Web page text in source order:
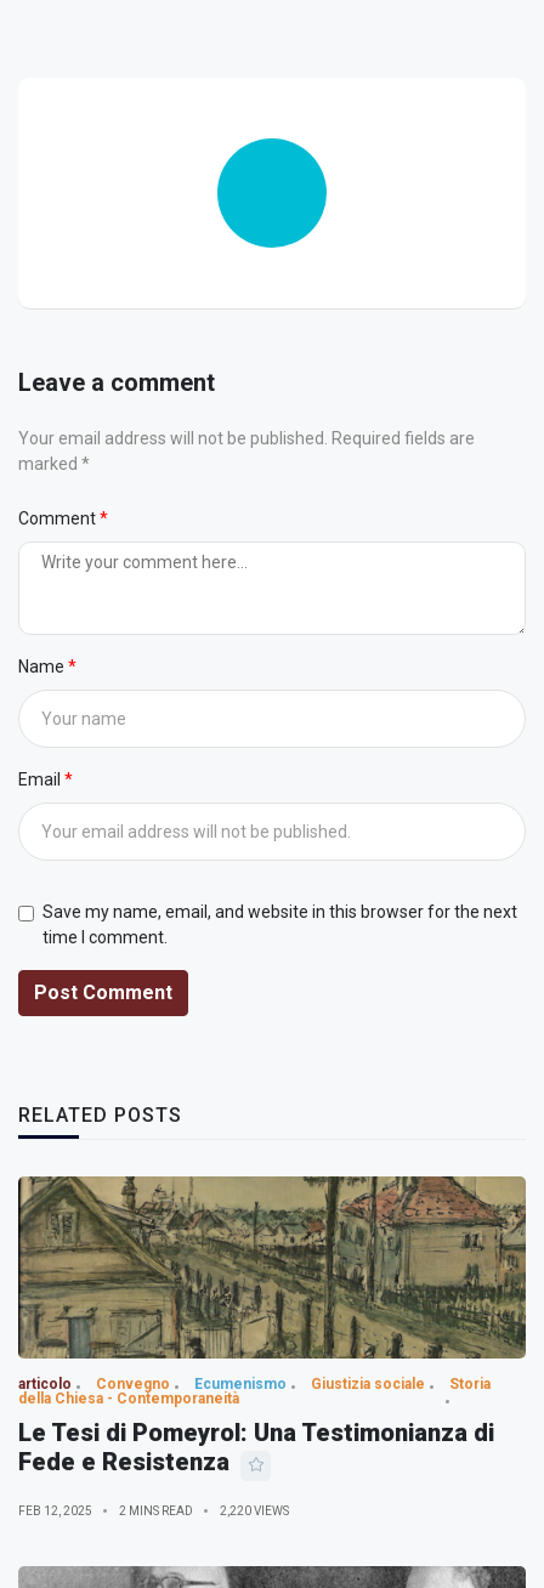
Leave a comment
Your email address will not be published. Required fields are
marked *
Comment
Name
Email
Save my name, email, and website in this browser for the next
time I comment.
Post Comment
RELATED POSTS
articolo Convegno Ecumenismo Giustizia sociale
Storia
della Chiesa - Contemporaneità
Le Tesi di Pomeyrol: Una Testimonianza di
Fede e Resistenza
FEB 12, 2025 2 MINS READ 2,220 VIEWS